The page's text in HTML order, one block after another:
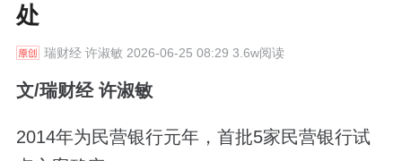
处
瑞财经许淑敏 2026-06-25 08:29 3.6w阅读
文/瑞财经 许淑敏
2014年为民营银行元年，首批5家民营银行试